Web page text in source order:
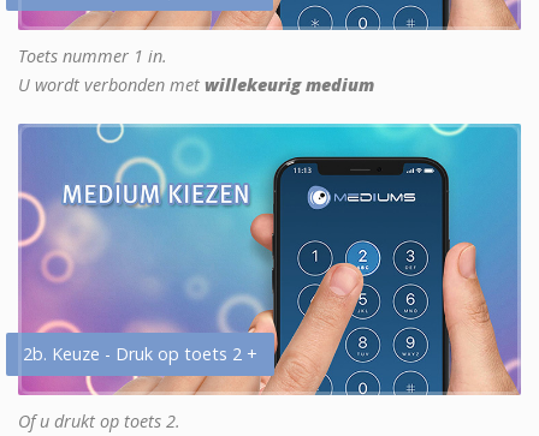
Toets nummer 1 in.
U wordt verbonden met willekeurig medium
2b. Keuze - Druk op toets 2 +
Of u drukt op toets 2.